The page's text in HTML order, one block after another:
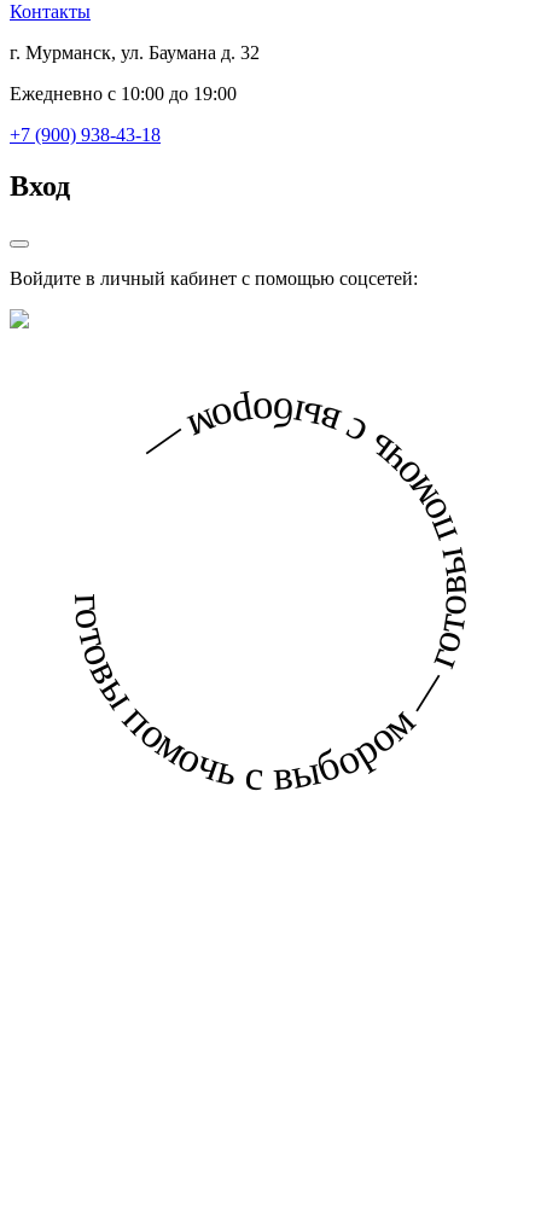
Контакты
г. Мурманск, ул. Баумана д. 32
Ежедневно с 10:00 до 19:00
+7 (900) 938-43-18
Вход
Войдите в личный кабинет с помощью соцсетей:
готовы помочь с выбором — готовы помочь с выбором —